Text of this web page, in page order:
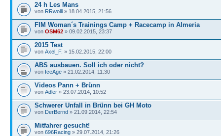
24 h Les Mans
von RRwolli » 18.04.2015, 21:56
FIM Woman´s Trainings Camp + Racecamp in Almeria
von OSM62 » 09.02.2015, 23:37
2015 Test
von Axel_F. » 15.02.2015, 22:00
ABS ausbauen. Soll ich oder nicht?
von IceAge » 21.02.2014, 11:30
Videos Pann + Brünn
von Adler » 23.07.2014, 10:52
Schwerer Unfall in Brünn bei GH Moto
von DerBernd » 21.09.2014, 22:54
Mitfahrer gesucht!
von 696Racing » 29.07.2014, 21:26